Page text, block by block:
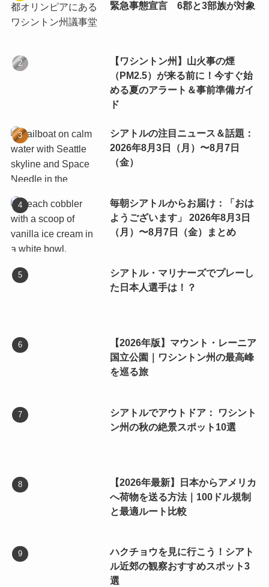
緊急事態宣言 6郡と3部族が対象
【ワシントン州】山火事の煙
（PM2.5）が来る前に！今すぐ始
める夏のアラート＆事前準備ガイ
ド
シアトルの注目ニュース＆話題：
2026年8月3日（月）〜8月7日
（金）
毎朝シアトルからお届け：「おは
ようございます」 2026年8月3日
（月）〜8月7日（金）まとめ
シアトル・マリナーズでプレーし
た日本人選手は！？
【2026年版】マウント・レーニア
国立公園｜ワシントン州の最高峰
を巡る旅
シアトルでアウトドア： ワシント
ン州の秋の絶景スポット10選
【2026年最新】日本からアメリカ
へ荷物を送る方法｜100ドル規制
と最適ルート比較
ハクチョウを見に行こう！シアト
ル近郊の観察おすすめスポット3
選